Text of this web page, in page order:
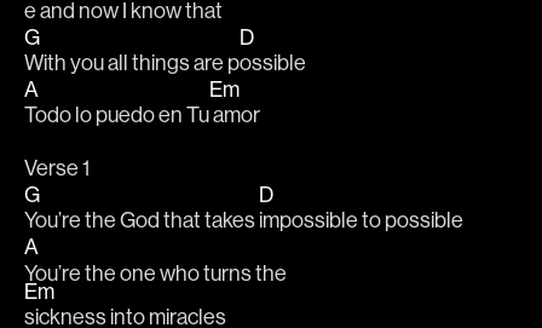
G
With you all things are p
D
ossible
A
Todo lo puedo en Tu
Em
amor
Verse 1
G
You’re the God that takes
D
impossible to possible
A
You’re the one who turns the
Em